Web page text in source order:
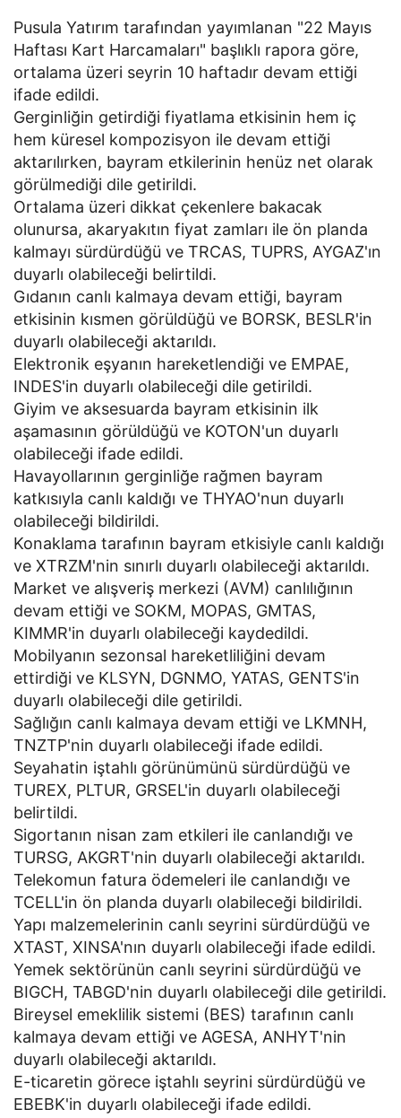
Pusula Yatırım tarafından yayımlanan "22 Mayıs
Haftası Kart Harcamaları" başlıklı rapora göre,
ortalama üzeri seyrin 10 haftadır devam ettiği
ifade edildi.
Gerginliğin getirdiği fiyatlama etkisinin hem iç
hem küresel kompozisyon ile devam ettiği
aktarılırken, bayram etkilerinin henüz net olarak
görülmediği dile getirildi.
Ortalama üzeri dikkat çekenlere bakacak
olunursa, akaryakıtın fiyat zamları ile ön planda
kalmayı sürdürdüğü ve TRCAS, TUPRS, AYGAZ'ın
duyarlı olabileceği belirtildi.
Gıdanın canlı kalmaya devam ettiği, bayram
etkisinin kısmen görüldüğü ve BORSK, BESLR'in
duyarlı olabileceği aktarıldı.
Elektronik eşyanın hareketlendiği ve EMPAE,
INDES'in duyarlı olabileceği dile getirildi.
Giyim ve aksesuarda bayram etkisinin ilk
aşamasının görüldüğü ve KOTON'un duyarlı
olabileceği ifade edildi.
Havayollarının gerginliğe rağmen bayram
katkısıyla canlı kaldığı ve THYAO'nun duyarlı
olabileceği bildirildi.
Konaklama tarafının bayram etkisiyle canlı kaldığı
ve XTRZM'nin sınırlı duyarlı olabileceği aktarıldı.
Market ve alışveriş merkezi (AVM) canlılığının
devam ettiği ve SOKM, MOPAS, GMTAS,
KIMMR'in duyarlı olabileceği kaydedildi.
Mobilyanın sezonsal hareketliliğini devam
ettirdiği ve KLSYN, DGNMO, YATAS, GENTS'in
duyarlı olabileceği dile getirildi.
Sağlığın canlı kalmaya devam ettiği ve LKMNH,
TNZTP'nin duyarlı olabileceği ifade edildi.
Seyahatin iştahlı görünümünü sürdürdüğü ve
TUREX, PLTUR, GRSEL'in duyarlı olabileceği
belirtildi.
Sigortanın nisan zam etkileri ile canlandığı ve
TURSG, AKGRT'nin duyarlı olabileceği aktarıldı.
Telekomun fatura ödemeleri ile canlandığı ve
TCELL'in ön planda duyarlı olabileceği bildirildi.
Yapı malzemelerinin canlı seyrini sürdürdüğü ve
XTAST, XINSA'nın duyarlı olabileceği ifade edildi.
Yemek sektörünün canlı seyrini sürdürdüğü ve
BIGCH, TABGD'nin duyarlı olabileceği dile getirildi.
Bireysel emeklilik sistemi (BES) tarafının canlı
kalmaya devam ettiği ve AGESA, ANHYT'nin
duyarlı olabileceği aktarıldı.
E-ticaretin görece iştahlı seyrini sürdürdüğü ve
EBEBK'in duyarlı olabileceği ifade edildi.